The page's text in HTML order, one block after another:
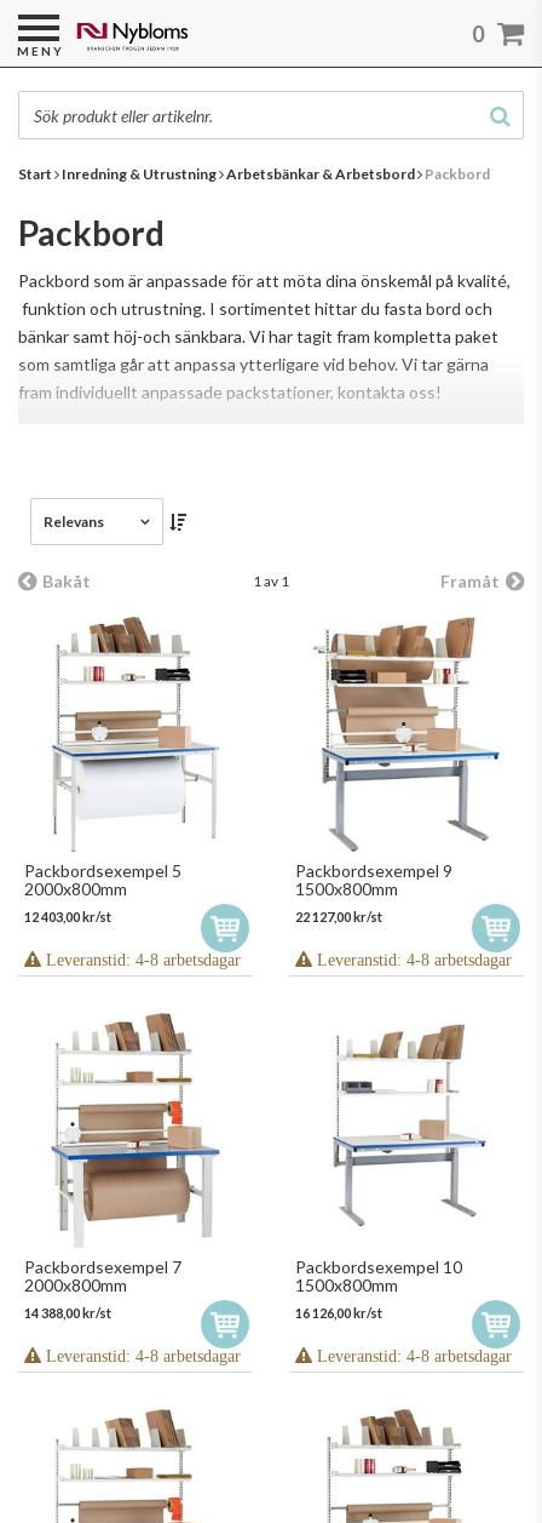
Start Inredning & Utrustning Arbetsbänkar & Arbetsbord Packbord
Packbord
Packbord som är anpassade för att möta dina önskemål på kvalité,
funktion och utrustning. I sortimentet hittar du fasta bord och
bänkar samt höj-och sänkbara. Vi har tagit fram kompletta paket
som samtliga går att anpassa ytterligare vid behov. Vi tar gärna
fram individuellt anpassade packstationer, kontakta oss!
Relevans
Bakåt 1 av 1 Framåt
Packbordsexempel 5
2000x800mm
12 403,00 kr/st
Leveranstid: 4-8 arbetsdagar
Packbordsexempel 9
1500x800mm
22 127,00 kr/st
Leveranstid: 4-8 arbetsdagar
Packbordsexempel 7
2000x800mm
14 388,00 kr/st
Leveranstid: 4-8 arbetsdagar
Packbordsexempel 10
1500x800mm
16 126,00 kr/st
Leveranstid: 4-8 arbetsdagar
MENY
0